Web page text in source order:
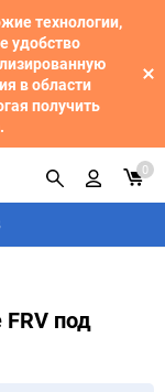
технологии,
удобство
в области
получить
0
под